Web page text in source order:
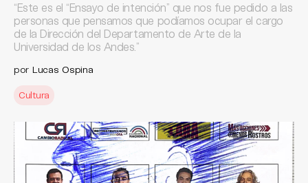
“Este es el “Ensayo de intención” que nos fue pedido a las
personas que pensamos que podíamos ocupar el cargo
de la Dirección del Departamento de Arte de la
Universidad de los Andes.”
por Lucas Ospina
Cultura